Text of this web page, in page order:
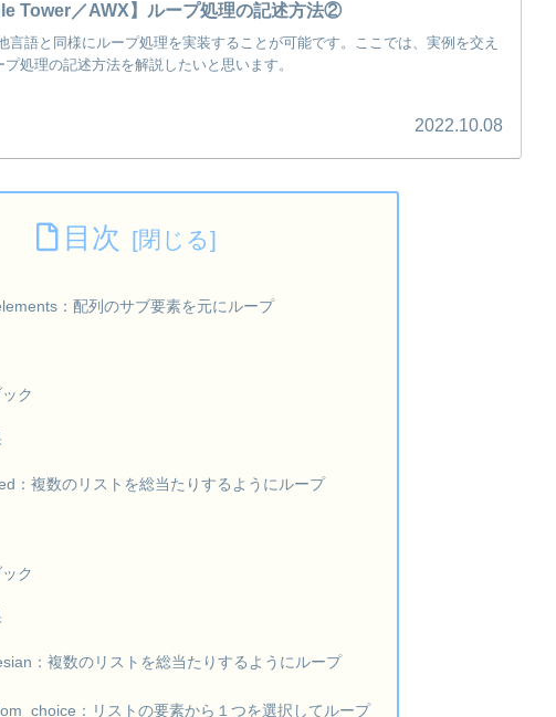
Tower／AWX】ループ処理の記述方法②
言語と同様にループ処理を実装することが可能です。ここでは、実例を交え
プ処理の記述方法を解説したいと思います。
2022.10.08
目次
：配列のサブ要素を元にループ
ク
：複数のリストを総当たりするようにループ
ク
：複数のリストを総当たりするようにループ
：リストの要素から１つを選択してループ